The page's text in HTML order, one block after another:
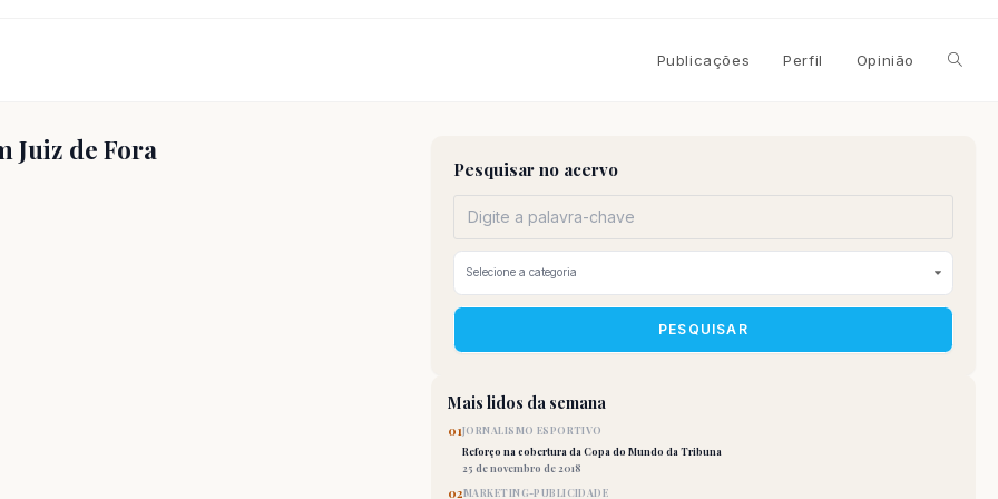
Publicações Perfil Opinião
site
Juiz de Fora
Pesquisar no acervo
PESQUISAR
Mais lidos da semana
01JORNALISMO ESPORTIVO
Reforço na cobertura da Copa do Mundo da Tribuna
25 de novembro de 2018
02MARKETING-PUBLICIDADE